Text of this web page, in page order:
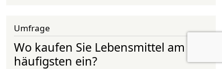
Umfrage
Wo kaufen Sie Lebensmittel am
häufigsten ein?